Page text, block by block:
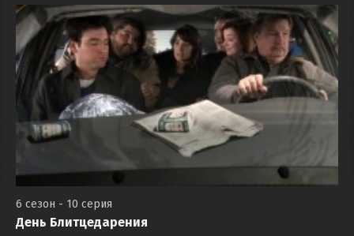
6 сезон - 10 серия
День Блитцедарения